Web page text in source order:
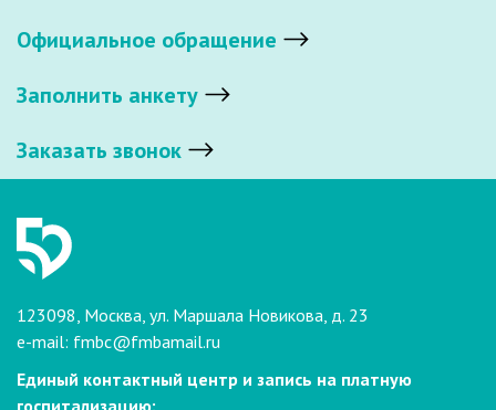
Официальное обращение
Заполнить анкету
Заказать звонок
123098, Москва, ул. Маршала Новикова, д. 23
e-mail: fmbc@fmbamail.ru
Единый контактный центр и запись на платную